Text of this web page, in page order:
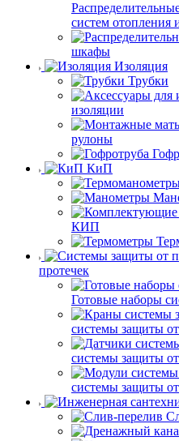
систем отопления
шкафы
Изоляция
Трубки
изоляции
рулоны
КиП
КИП
протечек
Готовые наборы
системы защиты
системы защиты
системы защиты